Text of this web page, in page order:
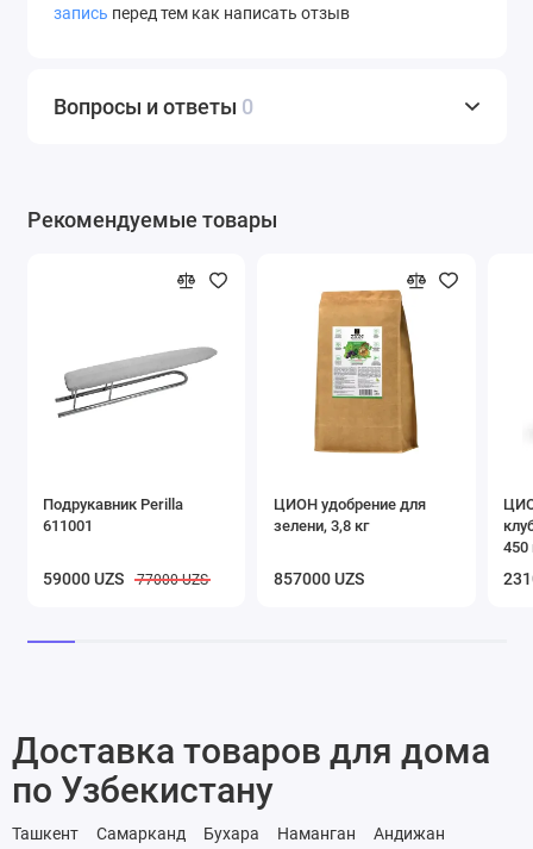
запись перед тем как написать отзыв
Вопросы и ответы 0
Рекомендуемые товары
Подрукавник Perilla
611001
59000 UZS 77000 UZS
ЦИОН удобрение для
зелени, 3,8 кг
857000 UZS
450
Доставка товаров для дома
по Узбекистану
Ташкент Самарканд Бухара Наманган Андижан